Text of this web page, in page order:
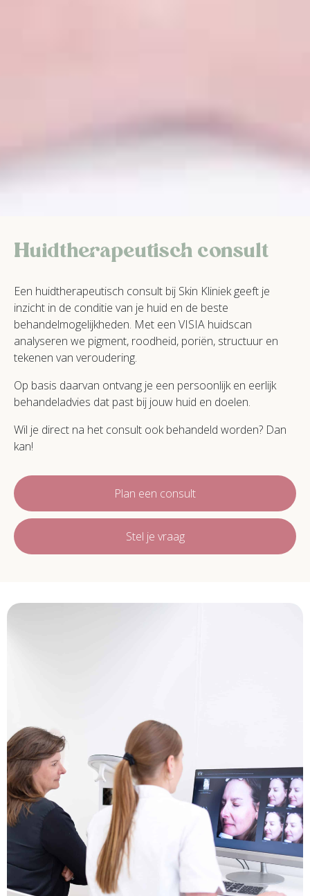
Huidtherapeutisch consult
Een huidtherapeutisch consult bij Skin Kliniek geeft je
inzicht in de conditie van je huid en de beste
behandelmogelijkheden. Met een VISIA huidscan
analyseren we pigment, roodheid, poriën, structuur en
tekenen van veroudering.
Op basis daarvan ontvang je een persoonlijk en eerlijk
behandeladvies dat past bij jouw huid en doelen.
Wil je direct na het consult ook behandeld worden? Dan
kan!
Plan een consult
Stel je vraag